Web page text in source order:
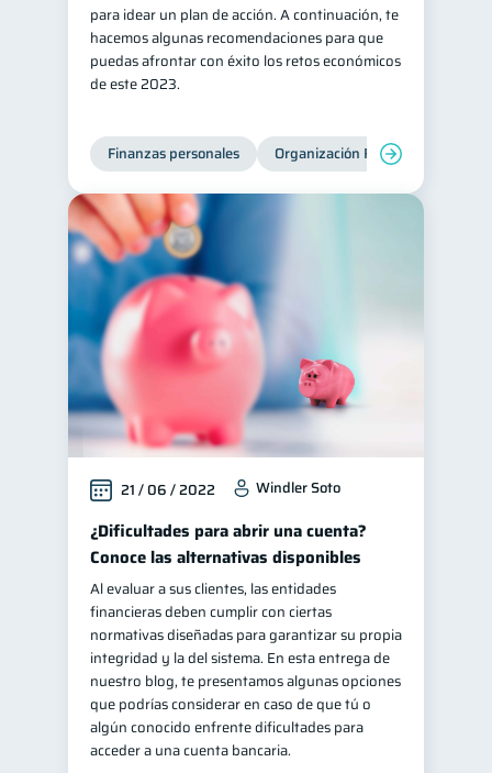
para idear un plan de acción. A continuación, te
hacemos algunas recomendaciones para que
puedas afrontar con éxito los retos económicos
de este 2023.
Finanzas personales Organización Financiera
21 / 06 / 2022 Windler Soto
¿Dificultades para abrir una cuenta?
Conoce las alternativas disponibles
Al evaluar a sus clientes, las entidades
financieras deben cumplir con ciertas
normativas diseñadas para garantizar su propia
integridad y la del sistema. En esta entrega de
nuestro blog, te presentamos algunas opciones
que podrías considerar en caso de que tú o
algún conocido enfrente dificultades para
acceder a una cuenta bancaria.